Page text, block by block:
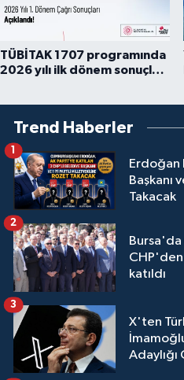
TÜBİTAK 1707 programında
2026 yılı ilk dönem sonuçları
Trend Haberler
Erdoğan
Başkanı
Takacak
1
Bursa'da
katıldı
2
X'ten
Adaylığı
3